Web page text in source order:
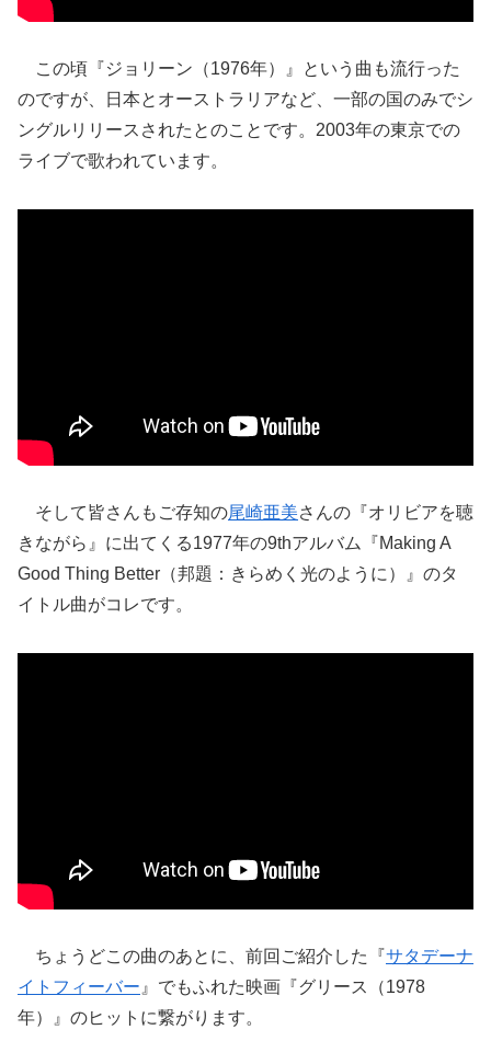
この頃『ジョリーン（1976年）』という曲も流行った
のですが、日本とオーストラリアなど、一部の国のみでシ
ングルリリースされたとのことです。2003年の東京での
ライブで歌われています。
そして皆さんもご存知の尾崎亜美さんの『オリビアを聴
きながら』に出てくる1977年の9thアルバム『Making A
Good Thing Better（邦題：きらめく光のように）』のタ
イトル曲がコレです。
ちょうどこの曲のあとに、前回ご紹介した『サタデーナ
イトフィーバー 』でもふれた映画『グリース（1978
年）』のヒットに繋がります。